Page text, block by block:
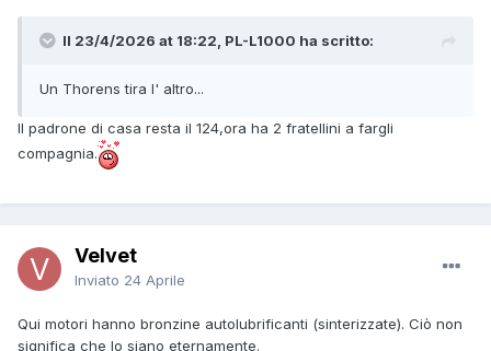
Il 23/4/2026 at 18:22, PL-L1000 ha scritto:
Un Thorens tira l' altro...
Il padrone di casa resta il 124,ora ha 2 fratellini a fargli
compagnia.
Velvet
Inviato 24 Aprile
Qui motori hanno bronzine autolubrificanti (sinterizzate). Ciò non
significa che lo siano eternamente.